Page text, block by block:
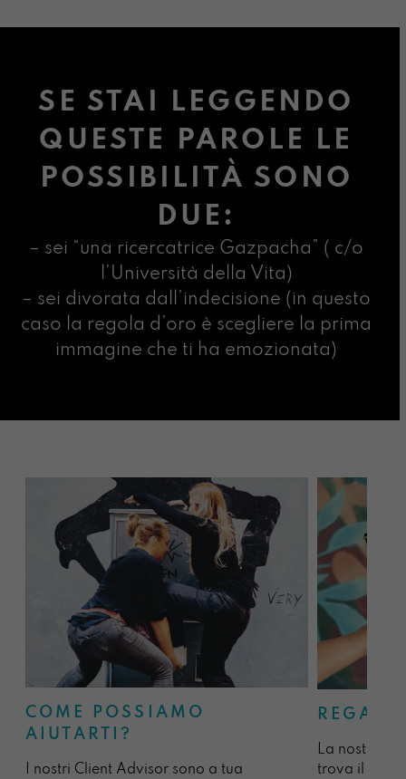
SE STAI LEGGENDO
QUESTE PAROLE LE
POSSIBILITÀ SONO
DUE:
– sei “una ricercatrice Gazpacha” ( c/o
l’Università della Vita)
– sei divorata dall’indecisione (in questo
caso la regola d’oro è scegliere la prima
immagine che ti ha emozionata)
COME POSSIAMO
AIUTARTI?
I nostri Client Advisor sono a tua
La nostra
trova il